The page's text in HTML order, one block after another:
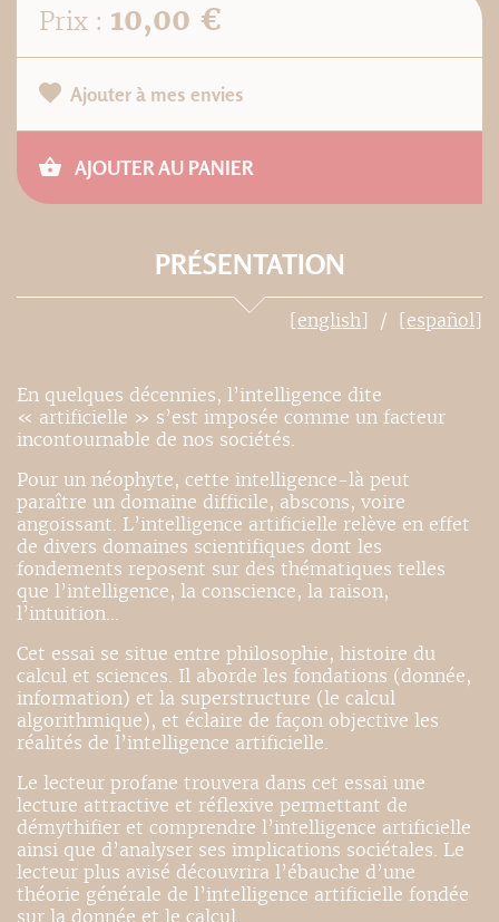
Prix : 10,00 €
Ajouter à mes envies
AJOUTER AU PANIER
PRÉSENTATION
[english] [español]
En quelques décennies, l’intelligence dite
« artificielle » s’est imposée comme un facteur
incontournable de nos sociétés.
Pour un néophyte, cette intelligence-là peut
paraître un domaine difficile, abscons, voire
angoissant. L’intelligence artificielle relève en effet
de divers domaines scientifiques dont les
fondements reposent sur des thématiques telles
que l’intelligence, la conscience, la raison,
l’intuition…
Cet essai se situe entre philosophie, histoire du
calcul et sciences. Il aborde les fondations (donnée,
information) et la superstructure (le calcul
algorithmique), et éclaire de façon objective les
réalités de l’intelligence artificielle.
Le lecteur profane trouvera dans cet essai une
lecture attractive et réflexive permettant de
démythifier et comprendre l’intelligence artificielle
ainsi que d’analyser ses implications sociétales. Le
lecteur plus avisé découvrira l’ébauche d’une
théorie générale de l’intelligence artificielle fondée
sur la donnée et le calcul.